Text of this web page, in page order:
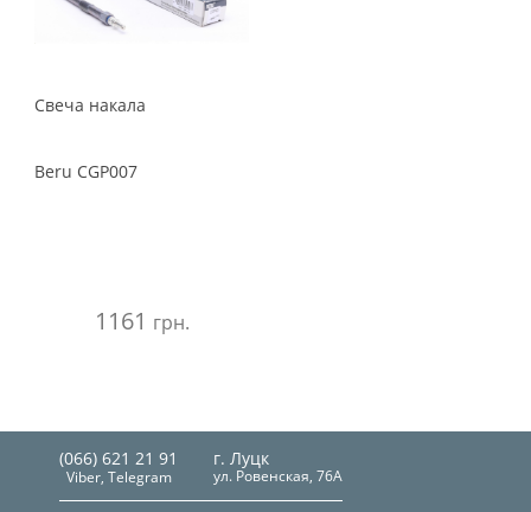
Свеча накала
Beru CGP007
1161 грн.
(066) 621 21 91
Viber, Telegram
г. Луцк
ул. Ровенская, 76А